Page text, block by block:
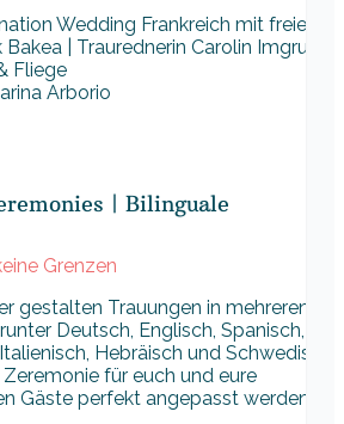
Arborio
| Bilinguale
Grenzen
gestalten Trauungen in mehreren
Deutsch, Englisch, Spanisch,
Hebräisch und Schwedisch.
für euch und eure
Gäste perfekt angepasst werden.